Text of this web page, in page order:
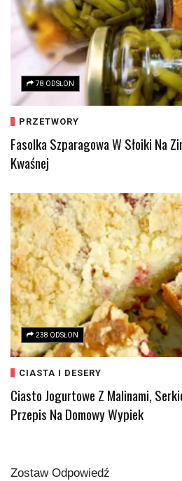
78 ODSŁON
PRZETWORY
Fasolka Szparagowa W Słoiki Na
Kwaśnej
238 ODSŁON
CIASTA I DESERY
Ciasto Jogurtowe Z Malinami,
Przepis Na Domowy Wypiek
Zostaw Odpowiedź